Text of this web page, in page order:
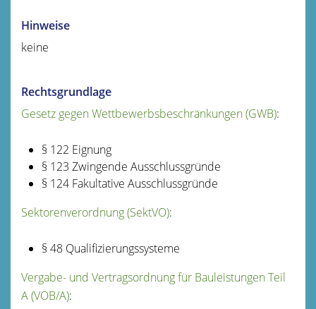
Hinweise
keine
Rechtsgrundlage
Gesetz gegen Wettbewerbsbeschränkungen (GWB):
§ 122 Eignung
§ 123 Zwingende Ausschlussgründe
§ 124 Fakultative Ausschlussgründe
Sektorenverordnung (SektVO):
§ 48 Qualifizierungssysteme
Vergabe- und Vertragsordnung für Bauleistungen Teil
A (VOB/A):